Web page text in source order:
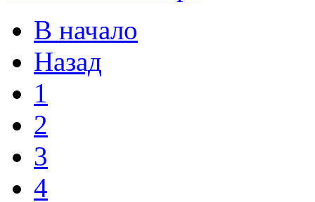
В начало
Назад
1
2
3
4